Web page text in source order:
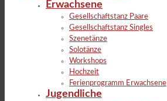
Erwachsene
Gesellschaftstanz Paare
Gesellschaftstanz Singles
Szenetänze
Solotänze
Workshops
Hochzeit
Ferienprogramm Erwachsene
Jugendliche